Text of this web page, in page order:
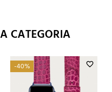
CATEGORIA
favorite_border
-40%